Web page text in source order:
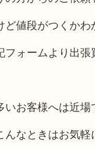
ど値段がつくか
ォームより出張
お客様へは近場
なときはお気軽